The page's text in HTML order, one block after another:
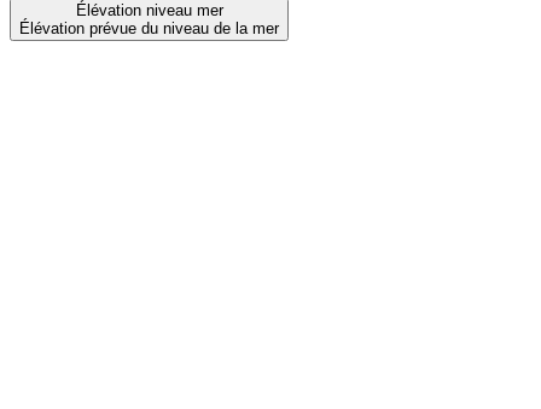
Élévation niveau mer
Élévation prévue du niveau de la mer